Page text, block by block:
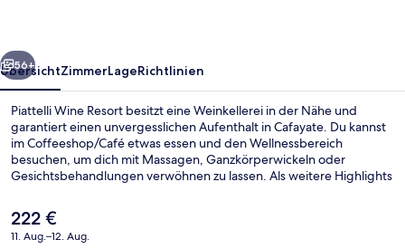
Weiter
56+
ÜbersichtZimmerLageRichtlinien
Piattelli Wine Resort besitzt eine Weinkellerei in der Nähe und
garantiert einen unvergesslichen Aufenthalt in Cafayate. Du kannst
im Coffeeshop/Café etwas essen und den Wellnessbereich
besuchen, um dich mit Massagen, Ganzkörperwickeln oder
Gesichtsbehandlungen verwöhnen zu lassen. Als weitere Highlights
Whirlpool und 2 Außenpools.
Der
aktuelle
222 €
11. Aug.–12. Aug.